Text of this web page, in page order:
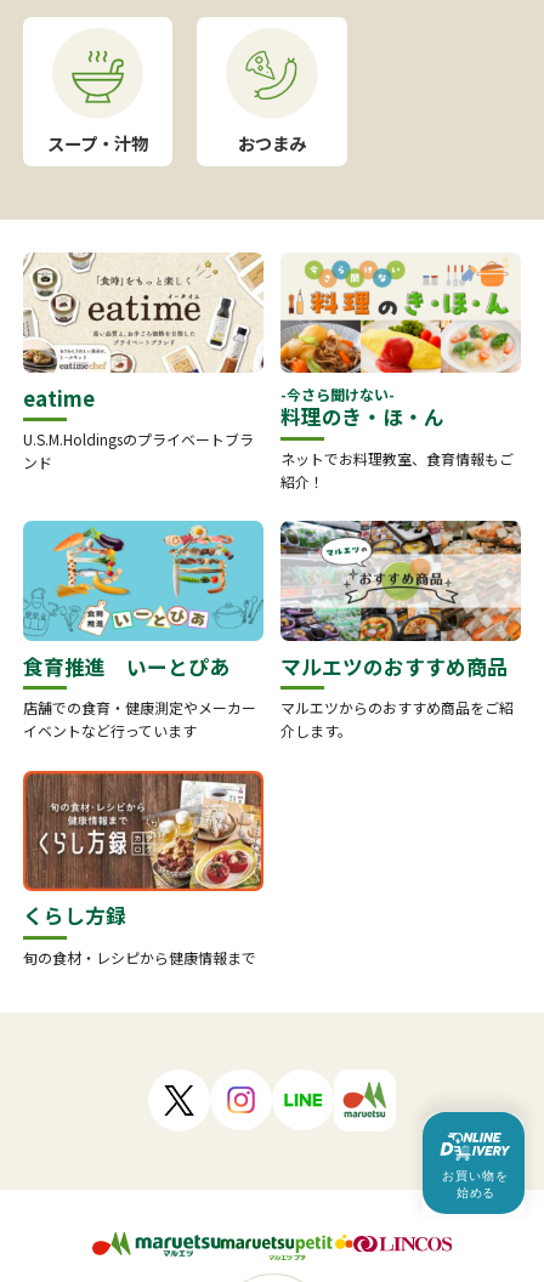
スープ・汁物 おつまみ
eatime
U.S.M.Holdingsのプライベートブラ
ンド
-今さら聞けない-
料理のき・ほ・ん
ネットでお料理教室、食育情報もご
紹介！
食育推進 いーとぴあ
店舗での食育・健康測定やメーカー
イベントなど行っています
マルエツのおすすめ商品
マルエツからのおすすめ商品をご紹
介します。
くらし方録
旬の食材・レシピから健康情報まで
このページに掲載の記事・写真の無断転載を禁止します。